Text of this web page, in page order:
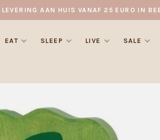
AAN HUIS VANAF 25 EURO IN
EAT SLEEP LIVE SALE